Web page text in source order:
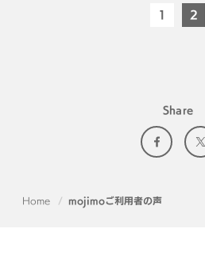
1 2
Share
Home mojimoご利用者の声